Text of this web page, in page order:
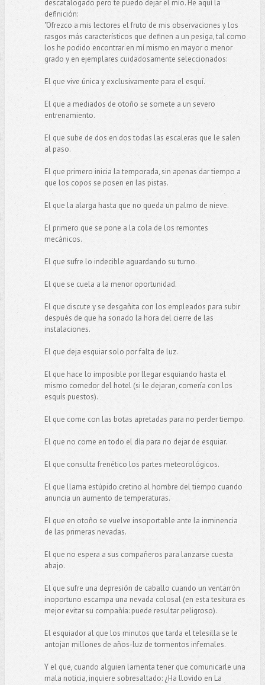
descatalogado pero te puedo dejar el mío. He aquí la
definición:
"Ofrezco a mis lectores el fruto de mis observaciones y los
rasgos más característicos que definen a un pesiga, tal como
los he podido encontrar en mí mismo en mayor o menor
grado y en ejemplares cuidadosamente seleccionados:
El que vive única y exclusivamente para el esquí.
El que a mediados de otoño se somete a un severo
entrenamiento.
El que sube de dos en dos todas las escaleras que le salen
al paso.
El que primero inicia la temporada, sin apenas dar tiempo a
que los copos se posen en las pistas.
El que la alarga hasta que no queda un palmo de nieve.
El primero que se pone a la cola de los remontes
mecánicos.
El que sufre lo indecible aguardando su turno.
El que se cuela a la menor oportunidad.
El que discute y se desgañita con los empleados para subir
después de que ha sonado la hora del cierre de las
instalaciones.
El que deja esquiar solo por falta de luz.
El que hace lo imposible por llegar esquiando hasta el
mismo comedor del hotel (si le dejaran, comería con los
esquís puestos).
El que come con las botas apretadas para no perder tiempo.
El que no come en todo el día para no dejar de esquiar.
El que consulta frenético los partes meteorológicos.
El que llama estúpido cretino al hombre del tiempo cuando
anuncia un aumento de temperaturas.
El que en otoño se vuelve insoportable ante la inminencia
de las primeras nevadas.
El que no espera a sus compañeros para lanzarse cuesta
abajo.
El que sufre una depresión de caballo cuando un ventarrón
inoportuno escampa una nevada colosal (en esta tesitura es
mejor evitar su compañía: puede resultar peligroso).
El esquiador al que los minutos que tarda el telesilla se le
antojan millones de años-luz de tormentos infernales.
Y el que, cuando alguien lamenta tener que comunicarle una
mala noticia, inquiere sobresaltado: ¿Ha llovido en La